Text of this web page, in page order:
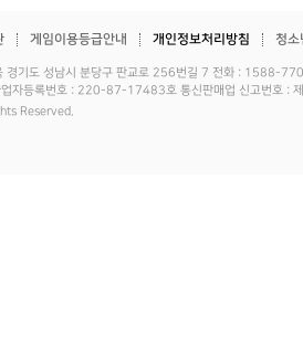
게임이용등급안내 개인정보처리방침 청소
욱 경기도 성남시 분당구 판교로 256번길 7 전화 :
자등록번호 : 220-87-17483호 통신판매업 신고번호 :
Reserved.